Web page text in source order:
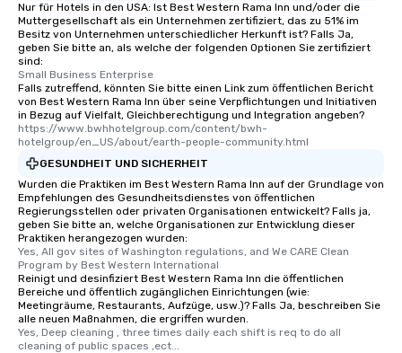
Nur für Hotels in den USA: Ist Best Western Rama Inn und/oder die
Muttergesellschaft als ein Unternehmen zertifiziert, das zu 51% im
Besitz von Unternehmen unterschiedlicher Herkunft ist? Falls Ja,
geben Sie bitte an, als welche der folgenden Optionen Sie zertifiziert
sind:
Small Business Enterprise
Falls zutreffend, könnten Sie bitte einen Link zum öffentlichen Bericht
von Best Western Rama Inn über seine Verpflichtungen und Initiativen
in Bezug auf Vielfalt, Gleichberechtigung und Integration angeben?
https://www.bwhhotelgroup.com/content/bwh-
hotelgroup/en_US/about/earth-people-community.html
GESUNDHEIT UND SICHERHEIT
Wurden die Praktiken im Best Western Rama Inn auf der Grundlage von
Empfehlungen des Gesundheitsdienstes von öffentlichen
Regierungsstellen oder privaten Organisationen entwickelt? Falls ja,
geben Sie bitte an, welche Organisationen zur Entwicklung dieser
Praktiken herangezogen wurden:
Yes, All gov sites of Washington regulations, and We CARE Clean
Program by Best Western International
Reinigt und desinfiziert Best Western Rama Inn die öffentlichen
Bereiche und öffentlich zugänglichen Einrichtungen (wie:
Meetingräume, Restaurants, Aufzüge, usw.)? Falls Ja, beschreiben Sie
alle neuen Maßnahmen, die ergriffen wurden.
Yes, Deep cleaning , three times daily each shift is req to do all
cleaning of public spaces ,ect...